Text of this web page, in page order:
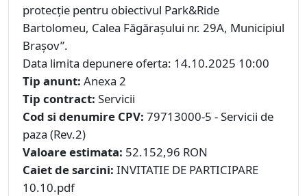
protecție pentru obiectivul Park&Ride
Bartolomeu, Calea Făgărașului nr. 29A, Municipiul
Brașov”.
Data limita depunere oferta: 14.10.2025 10:00
Tip anunt: Anexa 2
Tip contract: Servicii
Cod si denumire CPV: 79713000-5 - Servicii de
paza (Rev.2)
Valoare estimata: 52.152,96 RON
Caiet de sarcini: INVITATIE DE PARTICIPARE
10.10.pdf